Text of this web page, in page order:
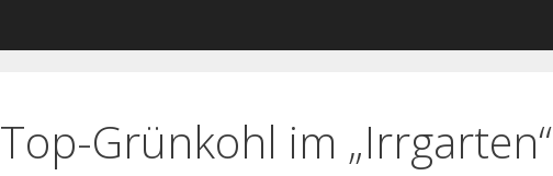
Top-Grünkohl im „Irrgarten“